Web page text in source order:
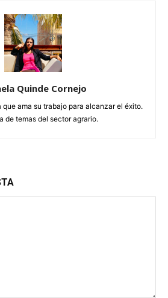
Quinde Cornejo
ama su trabajo para alcanzar el éxito.
de temas del sector agrario.